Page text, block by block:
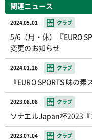
関連ニュース
2024.05.01 クラブ
5/6（月・休）『EURO
変更のお知らせ
2024.01.26 クラブ
『EURO SPORTS 味の
2023.08.08 クラブ
ソナエルJapan杯2023『
2023.07.04 クラブ